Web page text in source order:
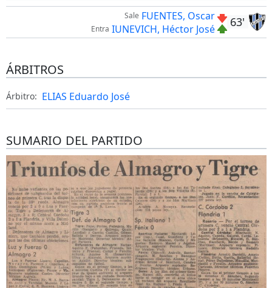
63'
Sale FUENTES, Oscar
Entra IUNEVICH, Héctor José
ÁRBITROS
Árbitro: ELIAS Eduardo José
SUMARIO DEL PARTIDO